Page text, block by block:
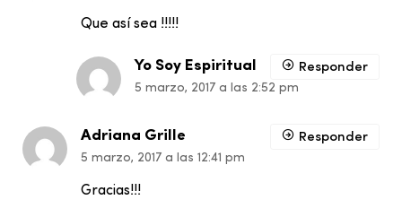
Que así sea !!!!!
Yo Soy Espiritual
5 marzo, 2017 a las 2:52 pm
Responder
Adriana Grille
5 marzo, 2017 a las 12:41 pm
Gracias!!!
Responder